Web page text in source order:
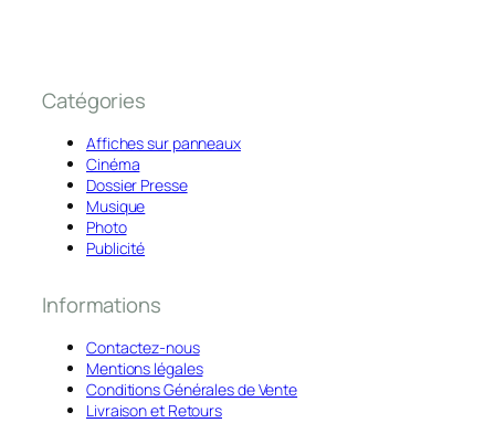
Catégories
Affiches sur panneaux
Cinéma
Dossier Presse
Musique
Photo
Publicité
Informations
Contactez-nous
Mentions légales
Conditions Générales de Vente
Livraison et Retours